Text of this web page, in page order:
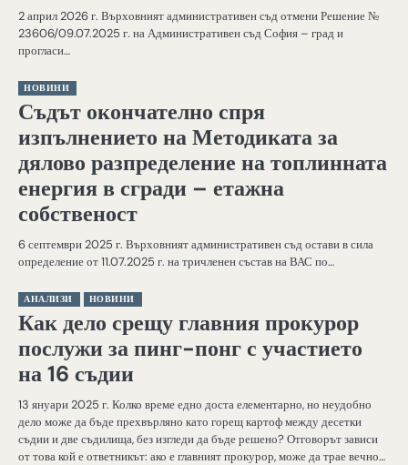
2 април 2026 г. Върховният административен съд отмени Решение №
23606/09.07.2025 г. на Административен съд София – град и
прогласи…
НОВИНИ
Съдът окончателно спря
изпълнението на Методиката за
дялово разпределение на топлинната
енергия в сгради – етажна
собственост
6 септември 2025 г. Върховният административен съд остави в сила
определение от 11.07.2025 г. на тричленен състав на ВАС по…
АНАЛИЗИ НОВИНИ
Как дело срещу главния прокурор
послужи за пинг-понг с участието
на 16 съдии
13 януари 2025 г. Колко време едно доста елементарно, но неудобно
дело може да бъде прехвърляно като горещ картоф между десетки
съдии и две съдилища, без изгледи да бъде решено? Отговорът зависи
от това кой е ответникът: ако е главният прокурор, може да трае вечно…